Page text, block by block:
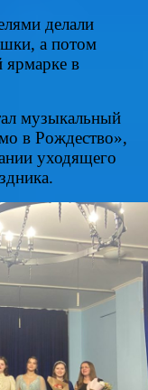
делали
а потом
ярмарке в
музыкальный
в Рождество»,
уходящего